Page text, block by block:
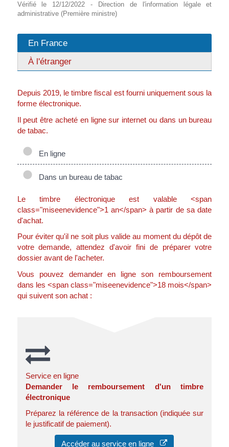
Vérifié le 12/12/2022 - Direction de l'information légale et
administrative (Première ministre)
En France
À l'étranger
Depuis 2019, le timbre fiscal est fourni uniquement sous la
forme électronique.
Il peut être acheté en ligne sur internet ou dans un bureau
de tabac.
En ligne
Dans un bureau de tabac
Le timbre électronique est valable <span
class="miseenevidence">1 an</span> à partir de sa date
d'achat.
Pour éviter qu'il ne soit plus valide au moment du dépôt de
votre demande, attendez d'avoir fini de préparer votre
dossier avant de l'acheter.
Vous pouvez demander en ligne son remboursement
dans les <span class="miseenevidence">18 mois</span>
qui suivent son achat :
Service en ligne
Demander le remboursement d'un timbre
électronique
Préparez la référence de la transaction (indiquée sur
le justificatif de paiement).
Accéder au service en ligne